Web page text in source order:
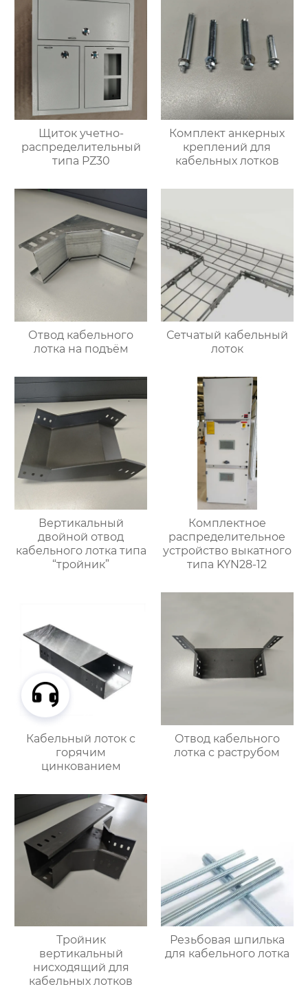
Щиток учетно-
распределительный
типа PZ30
Комплект анкерных
креплений для
кабельных лотков
Отвод кабельного
лотка на подъём
Сетчатый кабельный
лоток
Вертикальный
двойной отвод
кабельного лотка типа
“тройник”
Комплектное
распределительное
устройство выкатного
типа KYN28-12
Кабельный лоток с
горячим
цинкованием
Отвод кабельного
лотка с раструбом
Тройник
вертикальный
нисходящий для
кабельных лотков
Резьбовая шпилька
для кабельного лотка